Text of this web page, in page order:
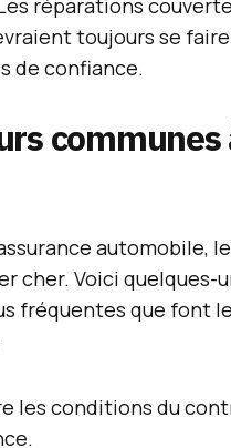
réparations
toujours se
de confiance.
communes
automobile,
cher. Voici quelques-
fréquentes que font
les conditions du